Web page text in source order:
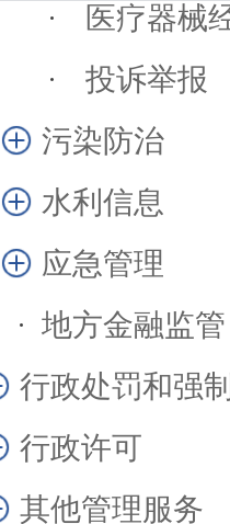
医疗器械
投诉举报
污染防治
水利信息
应急管理
地方金融监管
行政处罚和强制
行政许可
其他管理服务